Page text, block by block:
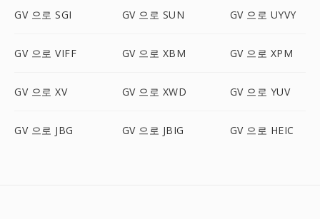
GV 으로 SGI GV 으로 SUN GV 으로 UYVY
GV 으로 VIFF GV 으로 XBM GV 으로 XPM
GV 으로 XV GV 으로 XWD GV 으로 YUV
GV 으로 JBG GV 으로 JBIG GV 으로 HEIC